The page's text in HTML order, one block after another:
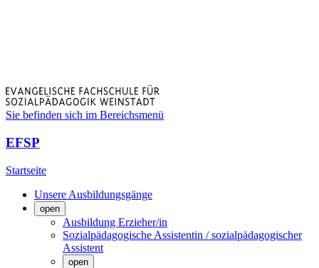
Sie befinden sich im Bereichsmenü
EFSP
Startseite
Unsere Ausbildungsgänge
open
Ausbildung Erzieher/in
Sozialpädagogische Assistentin / sozialpädagogischer
Assistent
open